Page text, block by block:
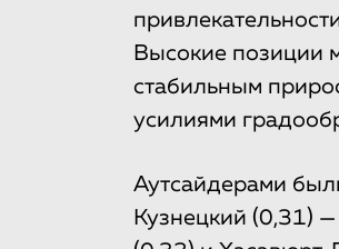
Высокие позиции
стабильным
усилиями
Аутсайдерами
Кузнецкий (0,31)